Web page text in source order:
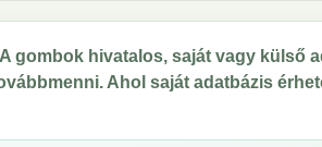
A gombok hivatalos, saját vagy külső
Ahol saját adatbázis